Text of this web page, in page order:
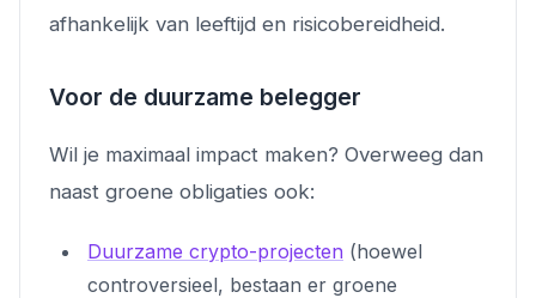
afhankelijk van leeftijd en risicobereidheid.
Voor de duurzame belegger
Wil je maximaal impact maken? Overweeg dan
naast groene obligaties ook:
Duurzame crypto-projecten (hoewel
controversieel, bestaan er groene